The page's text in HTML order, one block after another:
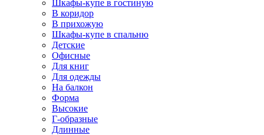
Шкафы-купе в гостиную
В коридор
В прихожую
Шкафы-купе в спальню
Детские
Офисные
Для книг
Для одежды
На балкон
Форма
Высокие
Г-образные
Длинные